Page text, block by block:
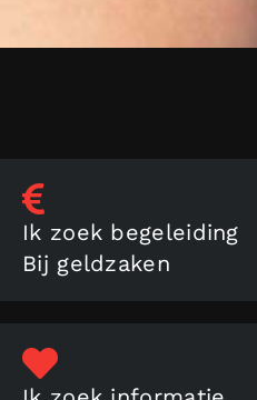
Ik zoek begeleiding
Bij geldzaken